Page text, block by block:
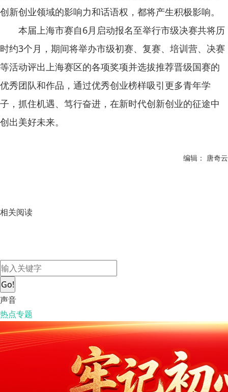
创新创业领域的影响力和话语权，都将产生积极影响。
本届上海市赛自6月启动报名至举行市级决赛共将历
时约3个月，期间将举办市级初赛、复赛、培训营、决赛
等活动评出上海赛区的各项奖项并选拔推荐晋级国赛的
优秀团队和作品，通过优秀创业榜样吸引更多青年学
子，抓住机遇、笃行奋进，在新时代创新创业的征途中
创出美好未来。
编辑： 唐奇云
相关阅读
Go!
声音
热点专题